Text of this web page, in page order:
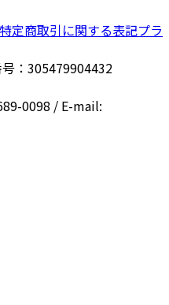
特定商取引に関する表記プラ
：305479904432
0098 / E-mail: